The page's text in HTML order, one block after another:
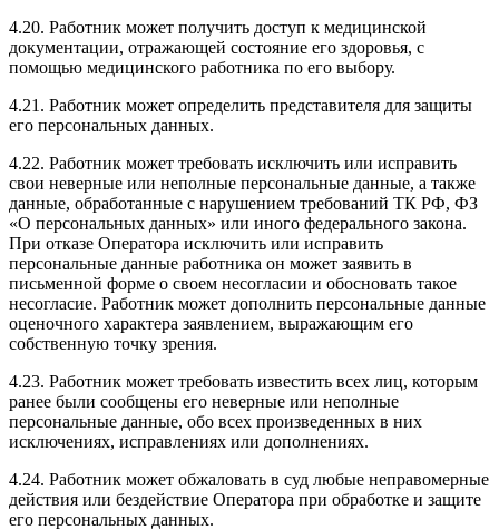
4.20. Работник может получить доступ к медицинской
документации, отражающей состояние его здоровья, с
помощью медицинского работника по его выбору.
4.21. Работник может определить представителя для защиты
его персональных данных.
4.22. Работник может требовать исключить или исправить
свои неверные или неполные персональные данные, а также
данные, обработанные с нарушением требований ТК РФ, ФЗ
«О персональных данных» или иного федерального закона.
При отказе Оператора исключить или исправить
персональные данные работника он может заявить в
письменной форме о своем несогласии и обосновать такое
несогласие. Работник может дополнить персональные данные
оценочного характера заявлением, выражающим его
собственную точку зрения.
4.23. Работник может требовать известить всех лиц, которым
ранее были сообщены его неверные или неполные
персональные данные, обо всех произведенных в них
исключениях, исправлениях или дополнениях.
4.24. Работник может обжаловать в суд любые неправомерные
действия или бездействие Оператора при обработке и защите
его персональных данных.